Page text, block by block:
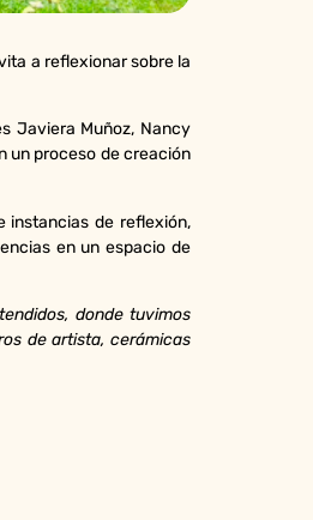
a reflexionar sobre la
Javiera Muñoz, Nancy
un proceso de creación
instancias de reflexión,
en un espacio de
donde tuvimos
de artista, cerámicas